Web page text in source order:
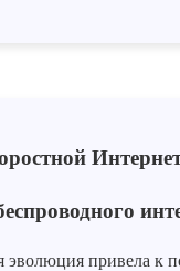
эволюция привела к